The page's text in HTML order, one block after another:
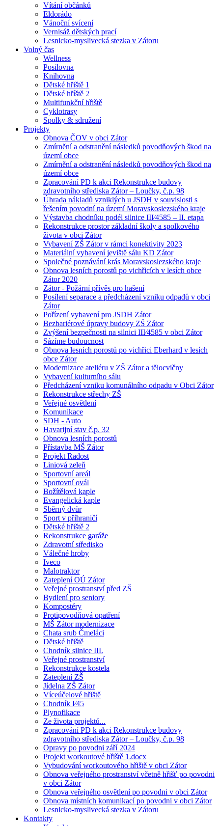
Vítání občánků
Eldorádo
Vánoční svícení
Vernisáž dětských prací
Lesnicko-myslivecká stezka v Zátoru
Volný čas
Wellness
Posilovna
Knihovna
Dětské hřiště 1
Dětské hříště 2
Multifunkční hřiště
Cyklotrasy
Spolky & sdružení
Projekty
Obnova ČOV v obci Zátor
Zmírnění a odstranění následků povodňových škod na
území obce
Zmírnění a odstranění následků povodňových škod na
území obce
Zpracování PD k akci Rekonstrukce budovy
zdravotního střediska Zátor – Loučky, č.p. 98
Úhrada nákladů vzniklých u JSDH v souvislosti s
řešením povodní na území Moravskoslezského kraje
Výstavba chodníku podél silnice III⁄4585 – II. etapa
Rekonstrukce prostor základní školy a spolkového
života v obci Zátor
Vybavení ZŠ Zátor v rámci konektivity 2023
Materiální vybavení jeviště sálu KD Zátor
Společné poznávání krás Moravskoslezského kraje
Obnova lesních porostů po vichřicích v lesích obce
Zátor 2020
Zátor - Požární přívěs pro hašení
Posílení separace a předcházení vzniku odpadů v obci
Zátor
Pořízení vybavení pro JSDH Zátor
Bezbariérové úpravy budovy ZŠ Zátor
Zvýšení bezpečnosti na silnici III⁄4585 v obci Zátor
Sázíme budoucnost
Obnova lesních porostů po vichřici Eberhard v lesích
obce Zátor
Modernizace ateliéru v ZŠ Zátor a tělocvičny
Vybavení kulturního sálu
Předcházení vzniku komunálního odpadu v Obci Zátor
Rekonstrukce střechy ZŠ
Veřejné osvětlení
Komunikace
SDH - Auto
Havarijní stav č.p. 32
Obnova lesních porostů
Přístavba MŠ Zátor
Projekt Radost
Liniová zeleň
Sportovní areál
Sportovní ovál
Božítělová kaple
Evangelická kaple
Sběrný dvůr
Sport v příhraničí
Dětské hřiště 2
Rekonstrukce garáže
Zdravotní středisko
Válečné hroby
Iveco
Malotraktor
Zateplení OÚ Zátor
Veřejné prostranství před ZŠ
Bydlení pro seniory
Kompostéry
Protipovodňová opatření
MŠ Zátor modernizace
Chata srub Čmeláci
Dětské hřiště
Chodník silnice III.
Veřejné prostranství
Rekonstrukce kostela
Zateplení ZŠ
Jídelna ZŠ Zátor
Víceúčelové hřiště
Chodník I⁄45
Plynofikace
Ze života projektů...
Zpracování PD k akci Rekonstrukce budovy
zdravotního střediska Zátor – Loučky, č.p. 98
Opravy po povodni září 2024
Projekt workoutové hřiště 1.docx
Vybudování workoutového hřiště v obci Zátor
Obnova veřejného prostranství včetně hřišť po povodni
v obci Zátor
Obnova veřejného osvětlení po povodni v obci Zátor
Obnova místních komunikací po povodni v obci Zátor
Lesnicko-myslivecká stezka v Zátoru
Kontakty